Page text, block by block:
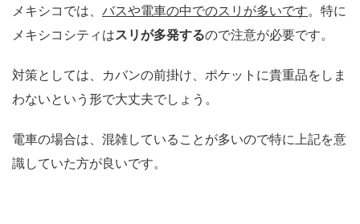
メキシコでは、 バスや電車の中でのスリが多いです。特に
メキシコシティはスリが多発するので注意が必要です。
対策としては、カバンの前掛け、ポケットに貴重品をしま
わないという形で大丈夫でしょう。
電車の場合は、混雑していることが多いので特に上記を意
識していた方が良いです。